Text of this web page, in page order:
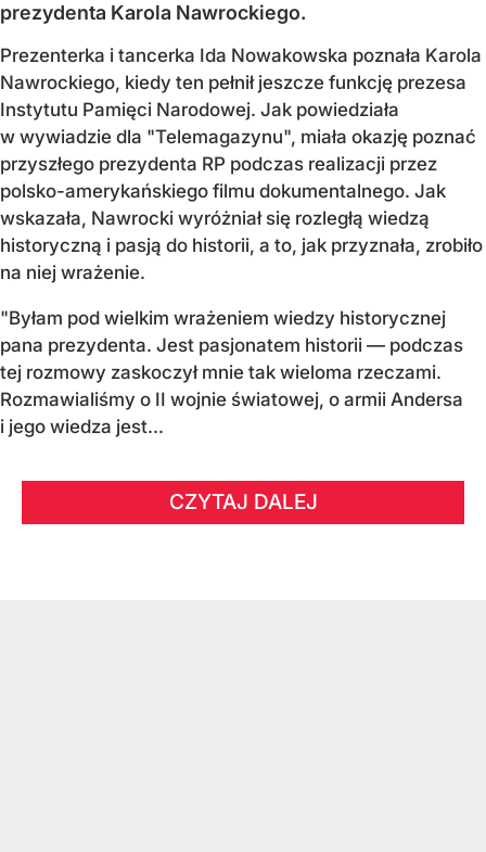
prezydenta Karola Nawrockiego.
Prezenterka i tancerka Ida Nowakowska poznała Karola
Nawrockiego, kiedy ten pełnił jeszcze funkcję prezesa
Instytutu Pamięci Narodowej. Jak powiedziała
w wywiadzie dla "Telemagazynu", miała okazję poznać
przyszłego prezydenta RP podczas realizacji przez
polsko-amerykańskiego filmu dokumentalnego. Jak
wskazała, Nawrocki wyróżniał się rozległą wiedzą
historyczną i pasją do historii, a to, jak przyznała, zrobiło
na niej wrażenie.
"Byłam pod wielkim wrażeniem wiedzy historycznej
pana prezydenta. Jest pasjonatem historii — podczas
tej rozmowy zaskoczył mnie tak wieloma rzeczami.
Rozmawialiśmy o II wojnie światowej, o armii Andersa
i jego wiedza jest...
CZYTAJ DALEJ